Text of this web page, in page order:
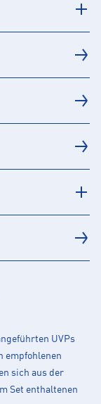
UVPs
empfohlenen
sich aus der
Set enthaltenen